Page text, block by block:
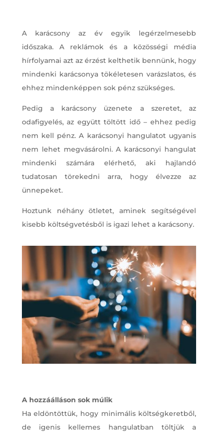
A karácsony az év egyik legérzelmesebb
időszaka. A reklámok és a közösségi média
hírfolyamai azt az érzést kelthetik bennünk, hogy
mindenki karácsonya tökéletesen varázslatos, és
ehhez mindenképpen sok pénz szükséges.
Pedig a karácsony üzenete a szeretet, az
odafigyelés, az együtt töltött idő – ehhez pedig
nem kell pénz. A karácsonyi hangulatot ugyanis
nem lehet megvásárolni. A karácsonyi hangulat
mindenki számára elérhető, aki hajlandó
tudatosan törekedni arra, hogy élvezze az
ünnepeket.
Hoztunk néhány ötletet, aminek segítségével
kisebb költségvetésből is igazi lehet a karácsony.
A hozzáálláson sok múlik
Ha eldöntöttük, hogy minimális költségkeretből,
de igenis kellemes hangulatban töltjük a